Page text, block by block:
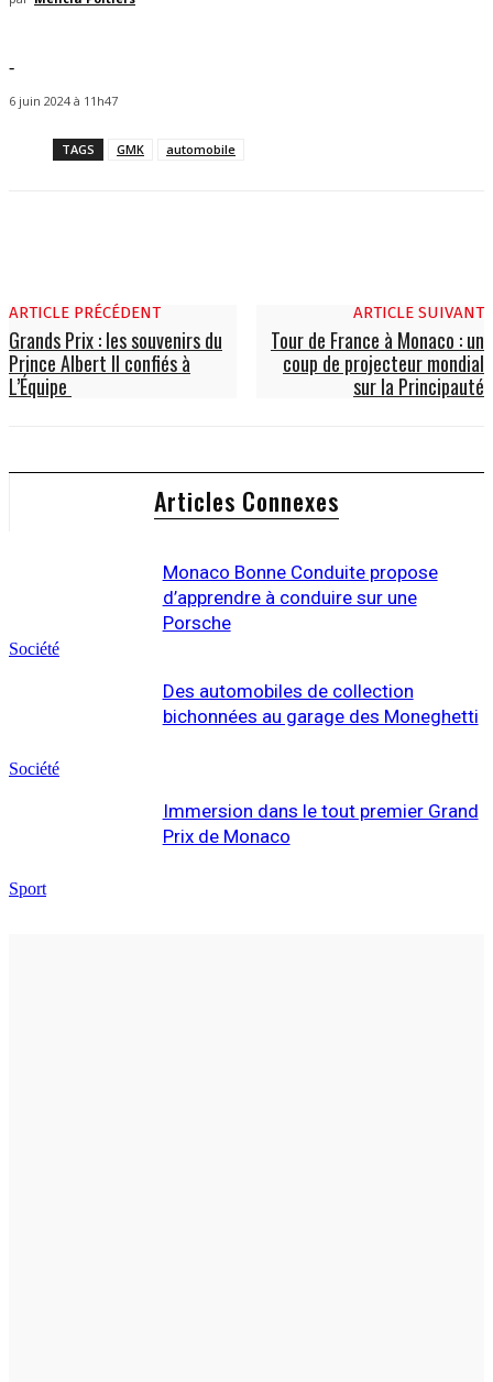
-
6 juin 2024 à 11h47
TAGS GMK automobile
ARTICLE PRÉCÉDENT
Grands Prix : les souvenirs du
Prince Albert II confiés à
L’Équipe
ARTICLE SUIVANT
Tour de France à Monaco : un
coup de projecteur mondial
sur la Principauté
Articles Connexes
Société
Monaco Bonne Conduite propose
d’apprendre à conduire sur une
Porsche
Société
Des automobiles de collection
bichonnées au garage des Moneghetti
Sport
Immersion dans le tout premier Grand
Prix de Monaco